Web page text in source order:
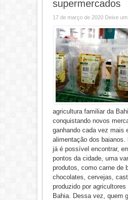
supermercados
17 de março de 2020 Deixe
agricultura familiar da
conquistando novos
ganhando cada vez mais
alimentação dos baianos.
já é possível encontrar,
pontos da cidade, uma
produtos, como carne de
chocolates, cervejas,
produzido por
Bahia. Dessa vez, quem